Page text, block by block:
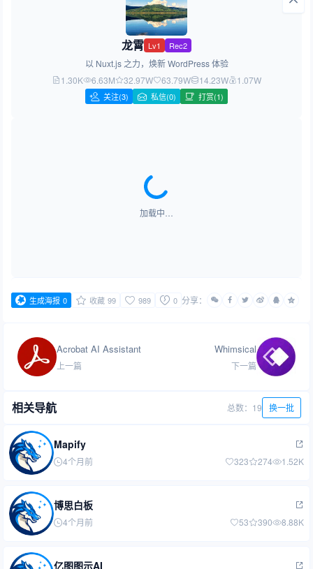
龙霄 Lv1 Rec2
以 Nuxt.js 之力，焕新 WordPress 体验
1.30K
6.63M 32.97W 63.79W 14.23W 1.07W
关注(3) 私信(0) 打赏(1)
加载中…
生成海报 0 收藏 99 989 0 分享：
Acrobat AI Assistant
上一篇
Whimsical
下一篇
相关导航 总数：19 换一批
Mapify
4个月前 323 274 1.52K
博思白板
4个月前 53 390 8.88K
亿图图示AI